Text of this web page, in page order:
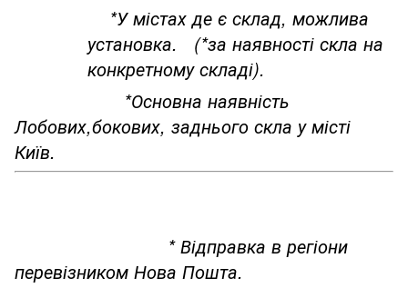
*У містах де є склад, можлива
установка. (*за наявності скла на
конкретному складі).
*Основна наявність
Лобових,бокових, заднього скла у місті
Київ.
* Відправка в регіони
перевізником Нова Пошта.